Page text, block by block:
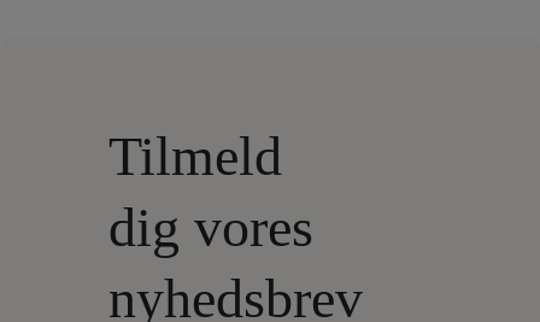
Tilmeld
dig vores
nyhedsbrev